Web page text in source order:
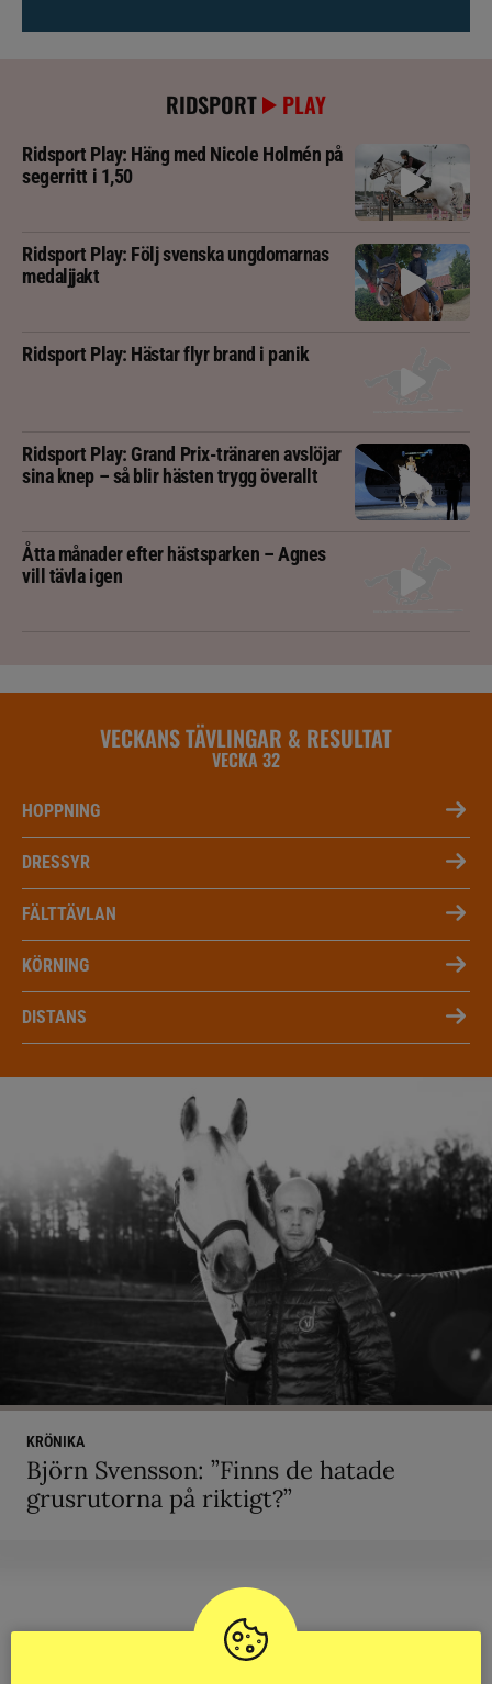
RIDSPORT PLAY
Ridsport Play: Häng med Nicole Holmén på
segerritt i 1,50
Ridsport Play: Följ svenska ungdomarnas
medaljjakt
Ridsport Play: Hästar flyr brand i panik
Ridsport Play: Grand Prix-tränaren avslöjar
sina knep – så blir hästen trygg överallt
Åtta månader efter hästsparken – Agnes
vill tävla igen
VECKANS TÄVLINGAR & RESULTAT
VECKA 32
HOPPNING
DRESSYR
FÄLTTÄVLAN
KÖRNING
DISTANS
KRÖNIKA
Björn Svensson: ”Finns de hatade
grusrutorna på riktigt?”
RIDSPORT
BLOGGAR